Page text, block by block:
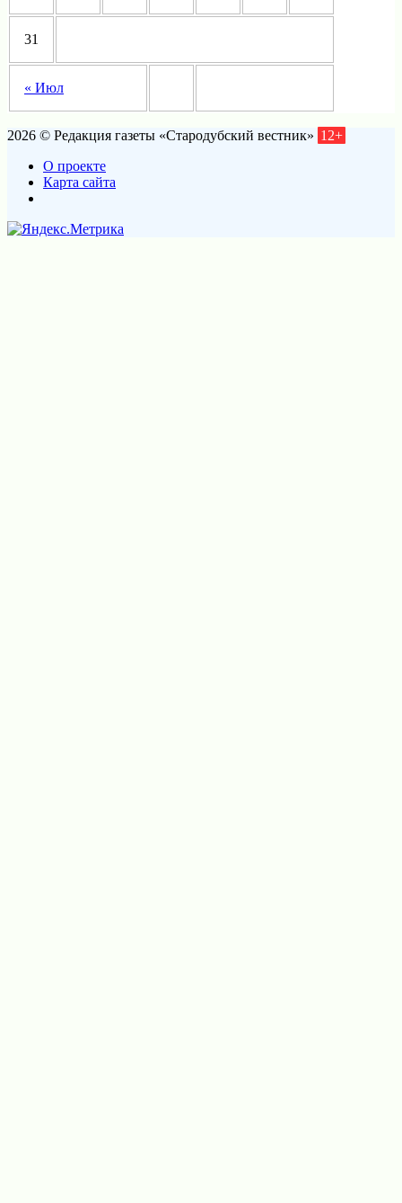
« Июл
31
2026 © Редакция газеты «Стародубский вестник» 12+
О проекте
Карта сайта